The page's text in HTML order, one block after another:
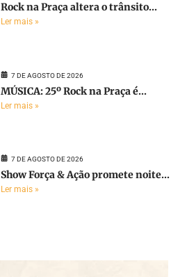
Rock na Praça altera o trânsito...
Ler mais »
7 DE AGOSTO DE 2026
MÚSICA: 25º Rock na Praça é...
Ler mais »
7 DE AGOSTO DE 2026
Show Força & Ação promete noite...
Ler mais »